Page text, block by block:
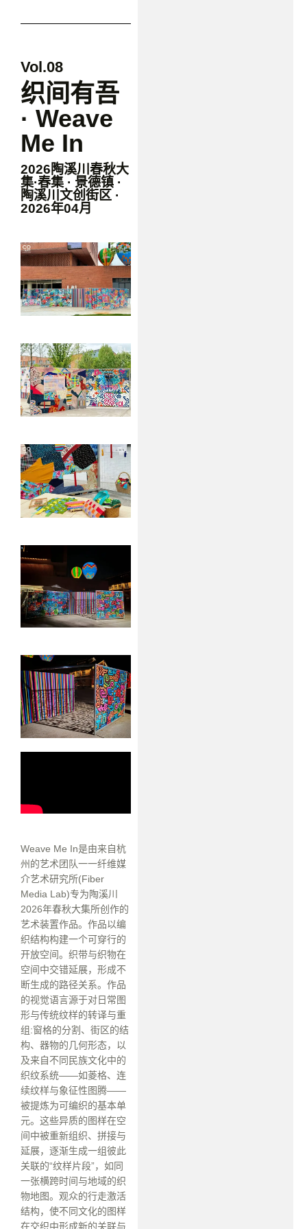
Vol.08
织间有吾
· Weave
Me In
2026陶溪川春秋大
集·春集 · 景德镇 ·
陶溪川文创街区 ·
2026年04月
Weave Me In是由来自杭
州的艺术团队一一纤维媒
介艺术研究所(Fiber
Media Lab)专为陶溪川
2026年春秋大集所创作的
艺术装置作品。作品以编
织结构构建一个可穿行的
开放空间。织带与织物在
空间中交错延展，形成不
断生成的路径关系。作品
的视觉语言源于对日常图
形与传统纹样的转译与重
组:窗格的分割、街区的结
构、器物的几何形态，以
及来自不同民族文化中的
织纹系统——如菱格、连
续纹样与象征性图腾——
被提炼为可编织的基本单
元。这些异质的图样在空
间中被重新组织、拼接与
延展，逐渐生成一组彼此
关联的“纹样片段”，如同
一张横跨时间与地域的织
物地图。观众的行走激活
结构，使不同文化的图样
在交织中形成新的关联与